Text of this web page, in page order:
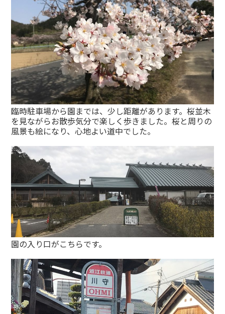
臨時駐車場から園までは、少し距離があります。桜並木
を見ながらお散歩気分で楽しく歩きました。桜と周りの
風景も絵になり、心地よい道中でした。
園の入り口がこちらです。